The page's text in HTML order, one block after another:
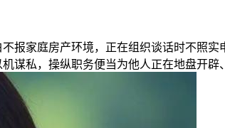
家庭房产环境，正在组织谈话时不照实
谋私，操纵职务便当为他人正在地盘开辟